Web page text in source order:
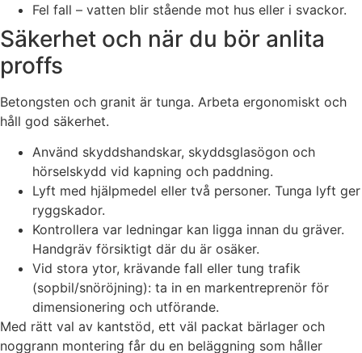
Fel fall – vatten blir stående mot hus eller i svackor.
Säkerhet och när du bör anlita
proffs
Betongsten och granit är tunga. Arbeta ergonomiskt och
håll god säkerhet.
Använd skyddshandskar, skyddsglasögon och
hörselskydd vid kapning och paddning.
Lyft med hjälpmedel eller två personer. Tunga lyft ger
ryggskador.
Kontrollera var ledningar kan ligga innan du gräver.
Handgräv försiktigt där du är osäker.
Vid stora ytor, krävande fall eller tung trafik
(sopbil/snöröjning): ta in en markentreprenör för
dimensionering och utförande.
Med rätt val av kantstöd, ett väl packat bärlager och
noggrann montering får du en beläggning som håller